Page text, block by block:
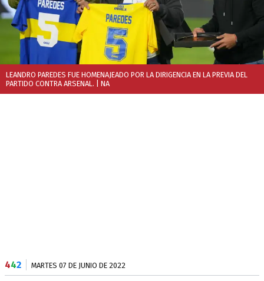
LEANDRO PAREDES FUE HOMENAJEADO POR LA DIRIGENCIA EN LA PREVIA DEL
PARTIDO CONTRA ARSENAL. | NA
442 MARTES 07 DE JUNIO DE 2022